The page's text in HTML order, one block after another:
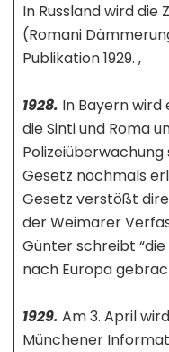
In Russland wird die
(Romani
Publikation 1929. ‚
1928. In Bayern
die Sinti und Roma
Gesetz nochmals
Gesetz verstößt
der Weimarer
Günter schreibt
nach Europa
1929. Am 3. April
Münchener